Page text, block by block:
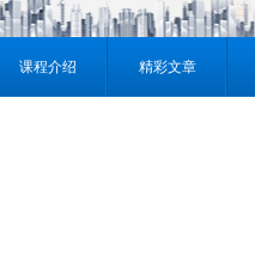
课程介绍 精彩文章